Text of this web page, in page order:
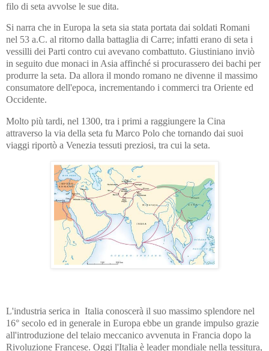
filo di seta avvolse le sue dita.
Si narra che in Europa la seta sia stata portata dai soldati Romani
nel 53 a.C. al ritorno dalla battaglia di Carre; infatti erano di seta i
vessilli dei Parti contro cui avevano combattuto. Giustiniano inviò
in seguito due monaci in Asia affinché si procurassero dei bachi per
produrre la seta. Da allora il mondo romano ne divenne il massimo
consumatore dell'epoca, incrementando i commerci tra Oriente ed
Occidente.
Molto più tardi, nel 1300, tra i primi a raggiungere la Cina
attraverso la via della seta fu Marco Polo che tornando dai suoi
viaggi riportò a Venezia tessuti preziosi, tra cui la seta.
L'industria serica in Italia conoscerà il suo massimo splendore nel
16° secolo ed in generale in Europa ebbe un grande impulso grazie
all'introduzione del telaio meccanico avvenuta in Francia dopo la
Rivoluzione Francese. Oggi l'Italia è leader mondiale nella tessitura,